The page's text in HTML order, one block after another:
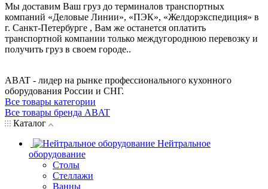
Мы доставим Ваш груз до терминалов транспортных
компаний «Деловые Линии», «ПЭК», «Желдорэкспедиция» в
г. Санкт-Петербурге , Вам же останется оплатить
транспортной компании только междугороднюю перевозку и
получить груз в своем городе..
ABAT - лидер на рынке профессионального кухонного
оборудования России и СНГ.
Все товары категории
Все товары бренда ABAT
Каталог
Нейтральное
оборудование
Столы
Стеллажи
Ванны